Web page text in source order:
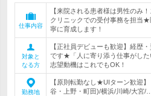
仕事内容
【来院される患者様は男性のみ
クリニックでの受付事務を担当
寧に育成します！
対象と
なる方
【正社員デビューも歓迎】経歴
です★「人に寄り添う仕事がした
志望動機はこれでもOK！
勤務地
【原則転勤なし★UIターン歓迎
谷・上野・町田)/横浜/川崎/大宮/…